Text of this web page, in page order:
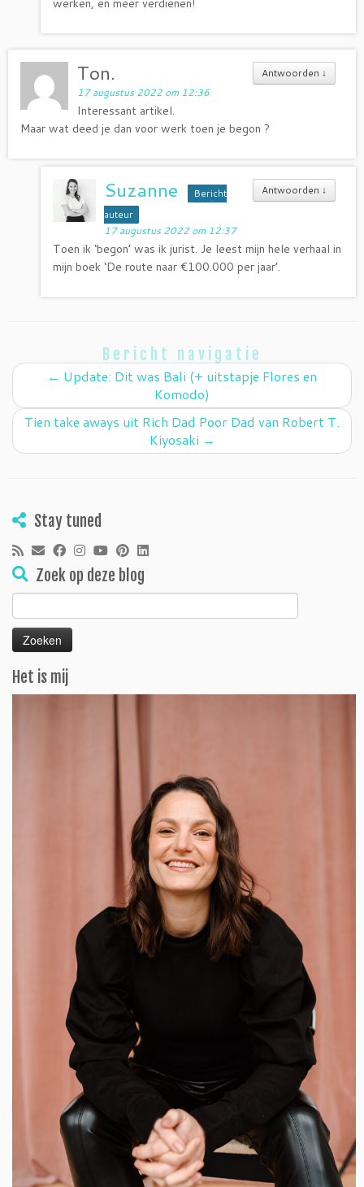
werken, en meer verdienen!
Antwoorden ↓
Ton.
17 augustus 2022 om 12:36
Interessant artikel.
Maar wat deed je dan voor werk toen je begon ?
Antwoorden ↓
Suzanne
Bericht
auteur
17 augustus 2022 om 12:37
Toen ik ‘begon’ was ik jurist. Je leest mijn hele verhaal in
mijn boek ‘De route naar €100.000 per jaar’.
Bericht navigatie
← Update: Dit was Bali (+ uitstapje Flores en
Komodo)
Tien take aways uit Rich Dad Poor Dad van Robert T.
Kiyosaki →
Stay tuned
Zoek op deze blog
naar:
Het is mij